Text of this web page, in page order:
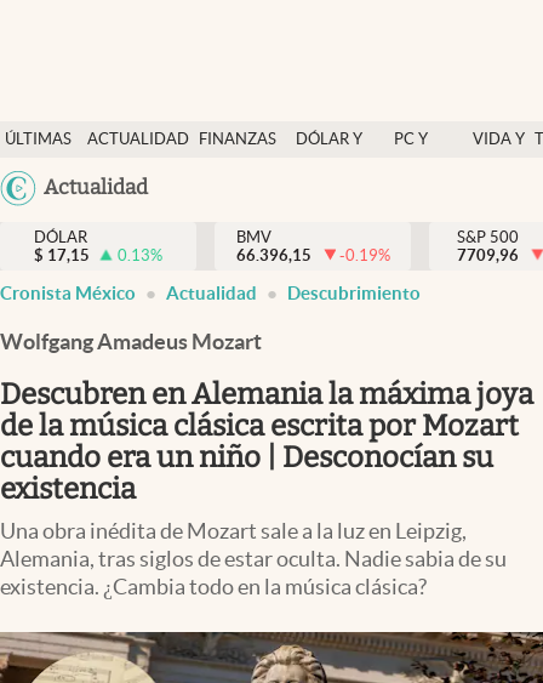
ÚLTIMAS
NOTICIAS
ACTUALIDAD
FINANZAS
DÓLAR Y
PC Y
VIDA Y
México
Actualidad
Actualidad
Finanzas y economía
Dólar y mercados
Pc y celular
Vida y estilo
Clima
Espiritualidad
Mediakit
DÓLAR
$ 17,15 0.13%
BMV
66.396,15
-0.19%
S&P 500
7709,96
Cronista México Actualidad Descubrimiento
Wolfgang Amadeus Mozart
Descubren en Alemania la máxima joya
de la música clásica escrita por Mozart
cuando era un niño | Desconocían su
existencia
Una obra inédita de Mozart sale a la luz en Leipzig,
Alemania, tras siglos de estar oculta. Nadie sabia de su
existencia. ¿Cambia todo en la música clásica?